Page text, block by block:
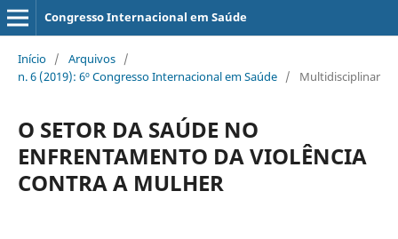
Congresso Internacional em Saúde
Início / Arquivos /
n. 6 (2019): 6º Congresso Internacional em Saúde / Multidisciplinar
O SETOR DA SAÚDE NO
ENFRENTAMENTO DA VIOLÊNCIA
CONTRA A MULHER